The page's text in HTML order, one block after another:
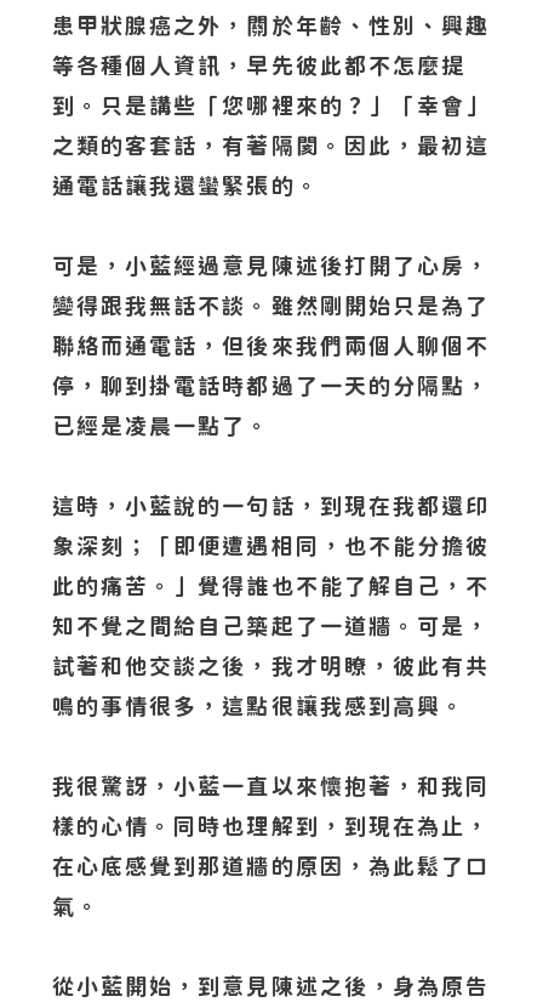
患甲狀腺癌之外，關於年齡、性別、興趣
等各種個人資訊，早先彼此都不怎麼提
到。只是講些「您哪裡來的？」「幸會」
之類的客套話，有著隔閡。因此，最初這
通電話讓我還蠻緊張的。
可是，小藍經過意見陳述後打開了心房，
變得跟我無話不談。雖然剛開始只是為了
聯絡而通電話，但後來我們兩個人聊個不
停，聊到掛電話時都過了一天的分隔點，
已經是凌晨一點了。
這時，小藍說的一句話，到現在我都還印
象深刻；「即便遭遇相同，也不能分擔彼
此的痛苦。」覺得誰也不能了解自己，不
知不覺之間給自己築起了一道牆。可是，
試著和他交談之後，我才明瞭，彼此有共
鳴的事情很多，這點很讓我感到高興。
我很驚訝，小藍一直以來懷抱著，和我同
樣的心情。同時也理解到，到現在為止，
在心底感覺到那道牆的原因，為此鬆了口
氣。
從小藍開始，到意見陳述之後，身為原告